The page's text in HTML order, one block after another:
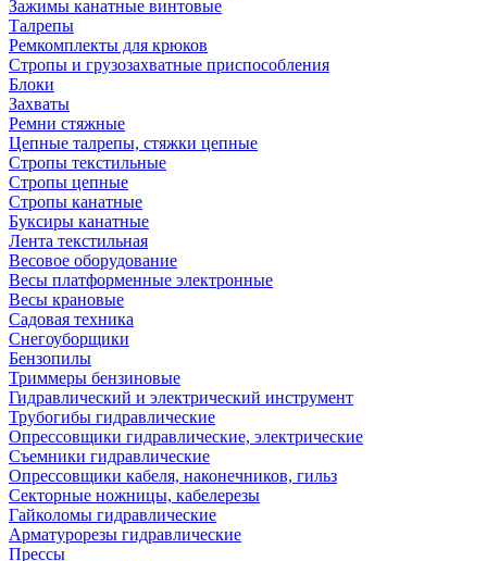
Зажимы канатные винтовые
Талрепы
Ремкомплекты для крюков
Стропы и грузозахватные приспособления
Блоки
Захваты
Ремни стяжные
Цепные талрепы, стяжки цепные
Стропы текстильные
Стропы цепные
Стропы канатные
Буксиры канатные
Лента текстильная
Весовое оборудование
Весы платформенные электронные
Весы крановые
Садовая техника
Снегоуборщики
Бензопилы
Триммеры бензиновые
Гидравлический и электрический инструмент
Трубогибы гидравлические
Опрессовщики гидравлические, электрические
Съемники гидравлические
Опрессовщики кабеля, наконечников, гильз
Секторные ножницы, кабелерезы
Гайколомы гидравлические
Арматурорезы гидравлические
Прессы